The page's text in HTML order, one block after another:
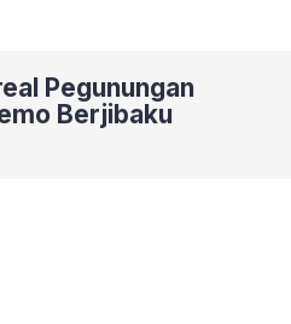
Pegunungan
Berjibaku